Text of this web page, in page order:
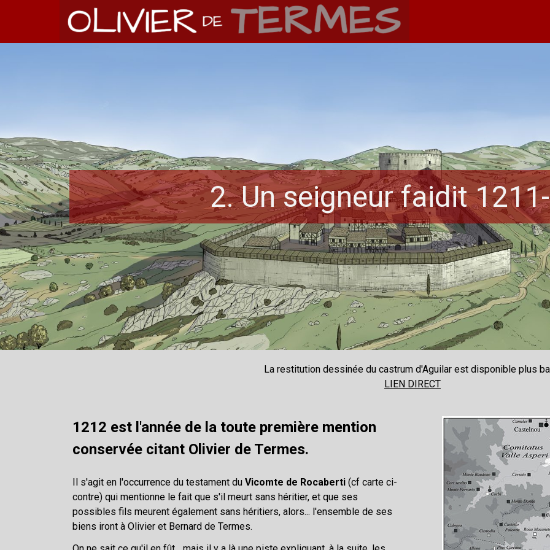
Sauter le menu
2. Un seigneur faidit
La restitution dessinée du castrum d'Aguilar est disponible plus
LIEN DIRECT
1212 est l'année de la toute première mention
conservée citant Olivier de Termes.
Il s'agit en l'occurrence du testament duVicomte de Rocaberti (cf carte ci-
contre) qui mentionne le fait que s'il meurt sans héritier, et que ses
possibles fils meurent également sans héritiers, alors... l'ensemble de ses
biens iront à Olivier et Bernard de Termes.